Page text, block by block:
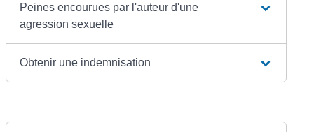
Peines encourues par l'auteur d'une
agression sexuelle
Obtenir une indemnisation